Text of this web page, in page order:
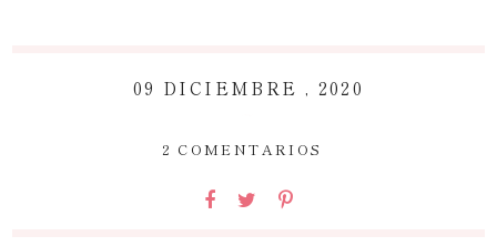
09 DICIEMBRE , 2020
2 COMENTARIOS